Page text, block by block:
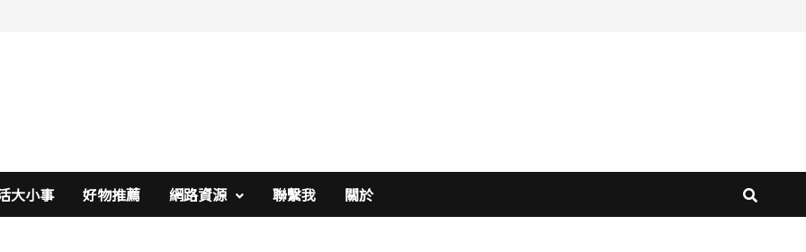
大小事 好物推薦 網路資源 聯繫我 關於